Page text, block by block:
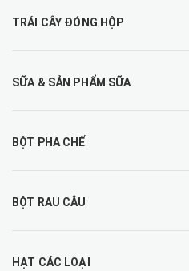
TRÁI CÂY ĐÓNG HỘP
SỮA & SẢN PHẨM SỮA
BỘT PHA CHẾ
BỘT RAU CÂU
HẠT CÁC LOẠI